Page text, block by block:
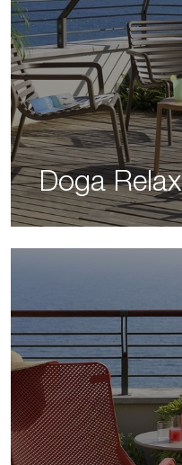
Doga Relax